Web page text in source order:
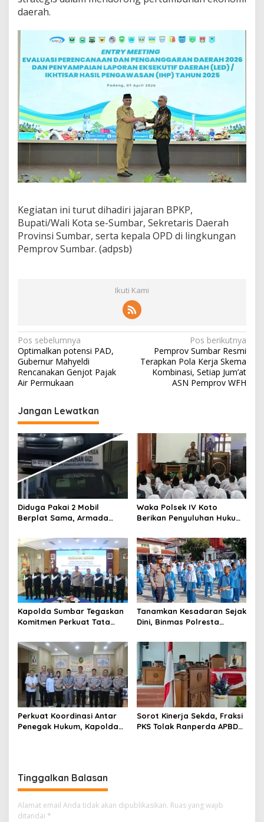
daerah.
Kegiatan ini turut dihadiri jajaran BPKP,
Bupati/Wali Kota se-Sumbar, Sekretaris Daerah
Provinsi Sumbar, serta kepala OPD di lingkungan
Pemprov Sumbar. (adpsb)
Ikuti Kami
N
a
v
g
a
s
i
p
o
s
Pos sebelumnya
Optimalkan potensi PAD,
Gubernur Mahyeldi
Rencanakan Genjot Pajak
Air Permukaan
Pos berikutnya
Pemprov Sumbar Resmi
Terapkan Pola Kerja Skema
Kombinasi, Setiap Jum’at
ASN Pemprov WFH
Jangan Lewatkan
Diduga Pakai 2 Mobil
Berplat Sama, Armada
Laweh Langgar UU LLAJ?
Waka Polsek IV Koto
Berikan Penyuluhan Hukum
kepada Peserta Didik Baru
Kapolda Sumbar Tegaskan
Komitmen Perkuat Tata
Akhir Audit Kinerja Itwasum
Polri
Tanamkan Kesadaran Sejak
Dini, Binmas Polresta
Bahaya NAPZA di SMPN 1
Bukittinggi
Perkuat Koordinasi Antar
Penegak Hukum, Kapolda
Sorot Kinerja Sekda, Fraksi
PKS Tolak Ranperda APBD
Tinggalkan Balasan
Alamat email Anda tidak akan dipublikasikan. Ruas yang wajib
ditandai *